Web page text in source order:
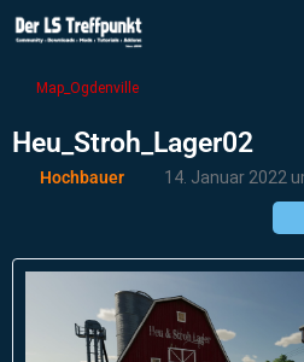
Map_Ogdenville
Heu_Stroh_Lager02
Hochbauer 14. Januar 2022